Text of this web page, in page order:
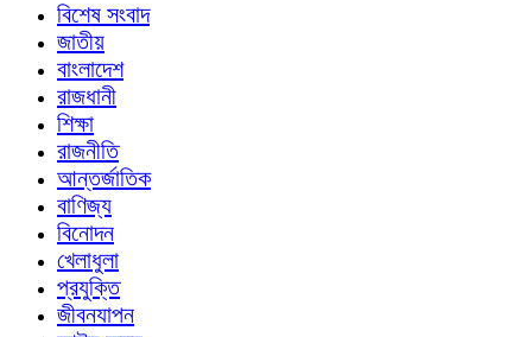
বিশেষ সংবাদ
জাতীয়
বাংলাদেশ
রাজধানী
শিক্ষা
রাজনীতি
আন্তর্জাতিক
বাণিজ্য
বিনোদন
খেলাধুলা
প্রযুক্তি
জীবনযাপন